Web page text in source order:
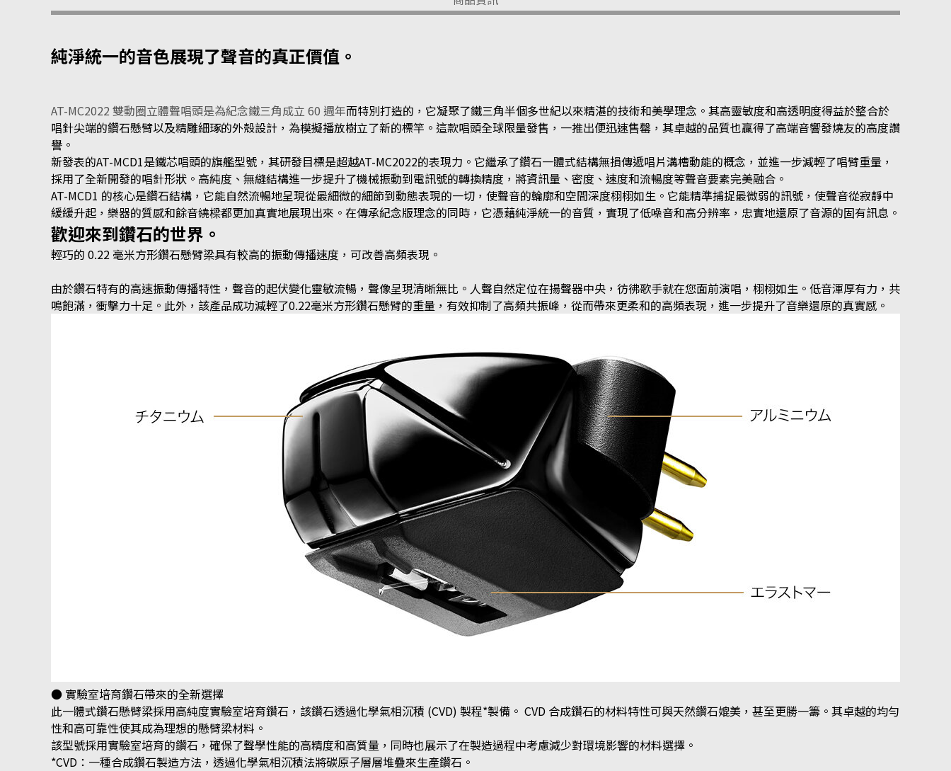
純淨統一的音色展現了聲音的真正價值。
AT-MC2022 雙動圈立體聲唱頭是為紀念鐵三角成立 60 週年而特別打造的，它凝聚了鐵三角半個多世紀以來精湛的技術和美學理念。其高靈敏度和高透明度得益於整合於
唱針尖端的鑽石懸臂以及精雕細琢的外殼設計，為模擬播放樹立了新的標竿。這款唱頭全球限量發售，一推出便迅速售罄，其卓越的品質也贏得了高端音響發燒友的高度讚
譽。
新發表的AT-MCD1是鐵芯唱頭的旗艦型號，其研發目標是超越AT-MC2022的表現力。它繼承了鑽石一體式結構無損傳遞唱片溝槽動能的概念，並進一步減輕了唱臂重量，
採用了全新開發的唱針形狀。高純度、無縫結構進一步提升了機械振動到電訊號的轉換精度，將資訊量、密度、速度和流暢度等聲音要素完美融合。
AT-MCD1 的核心是鑽石結構，它能自然流暢地呈現從最細微的細節到動態表現的一切，使聲音的輪廓和空間深度栩栩如生。它能精準捕捉最微弱的訊號，使聲音從寂靜中
緩緩升起，樂器的質感和餘音繞樑都更加真實地展現出來。在傳承紀念版理念的同時，它憑藉純淨統一的音質，實現了低噪音和高分辨率，忠實地還原了音源的固有訊息。
歡迎來到鑽石的世界。
輕巧的 0.22 毫米方形鑽石懸臂梁具有較高的振動傳播速度，可改善高頻表現。
由於鑽石特有的高速振動傳播特性，聲音的起伏變化靈敏流暢，聲像呈現清晰無比。人聲自然定位在揚聲器中央，彷彿歌手就在您面前演唱，栩栩如生。低音渾厚有力，共
鳴飽滿，衝擊力十足。此外，該產品成功減輕了0.22毫米方形鑽石懸臂的重量，有效抑制了高頻共振峰，從而帶來更柔和的高頻表現，進一步提升了音樂還原的真實感。
● 實驗室培育鑽石帶來的全新選擇
此一體式鑽石懸臂梁採用高純度實驗室培育鑽石，該鑽石透過化學氣相沉積 (CVD) 製程*製備。 CVD 合成鑽石的材料特性可與天然鑽石媲美，甚至更勝一籌。其卓越的均勻
性和高可靠性使其成為理想的懸臂梁材料。
該型號採用實驗室培育的鑽石，確保了聲學性能的高精度和高質量，同時也展示了在製造過程中考慮減少對環境影響的材料選擇。
*CVD：一種合成鑽石製造方法，透過化學氣相沉積法將碳原子層層堆疊來生產鑽石。